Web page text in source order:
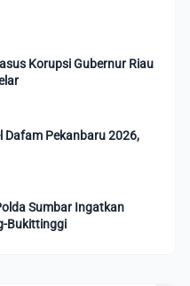
Korupsi Gubernur Riau
Dafam Pekanbaru 2026,
Sumbar Ingatkan
Bukittinggi